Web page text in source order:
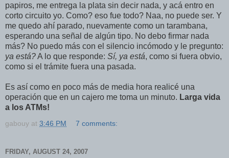
papiros, me entrega la plata sin decir nada, y acá entro en
corto circuito yo. Como? eso fue todo? Naa, no puede ser. Y
me quedo ahí parado, nuevamente como un tarambana,
esperando una señal de algún tipo. No debo firmar nada
más? No puedo más con el silencio incómodo y le pregunto:
ya está?A lo que responde: Sí, ya está, como si fuera obvio,
como si el trámite fuera una pasada.
Es así como en poco más de media hora realicé una
operación que en un cajero me toma un minuto. Larga vida
a los ATMs!
gabouy at 3:46 PM 7 comments:
FRIDAY, AUGUST 24, 2007